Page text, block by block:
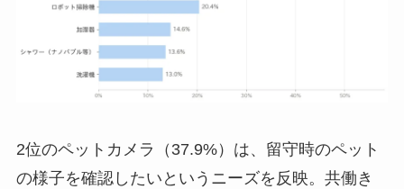
2位のペットカメラ（37.9%）は、留守時のペット
の様子を確認したいというニーズを反映。共働き